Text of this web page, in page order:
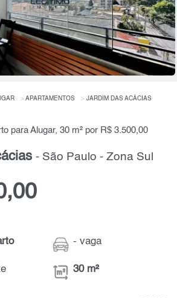
APARTAMENTOS JARDIM DAS ACÁCIAS
para Alugar, 30 m² por R$ 3.500,00
- São Paulo - Zona Sul
- vaga
30 m²